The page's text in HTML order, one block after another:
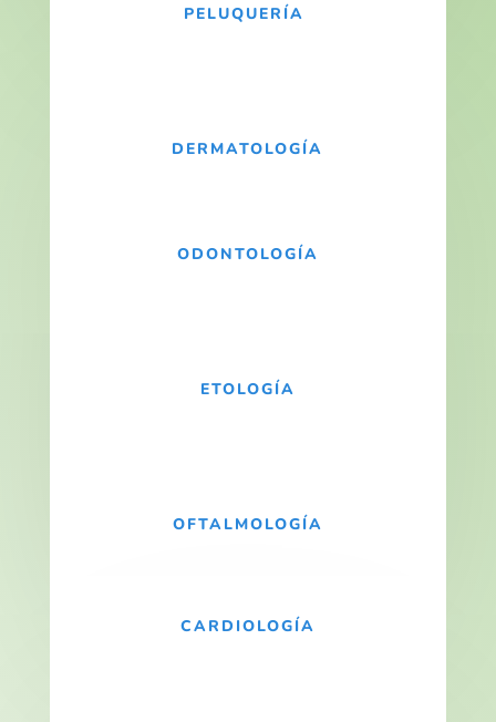
PELUQUERÍA
DERMATOLOGÍA
ODONTOLOGÍA
ETOLOGÍA
OFTALMOLOGÍA
CARDIOLOGÍA